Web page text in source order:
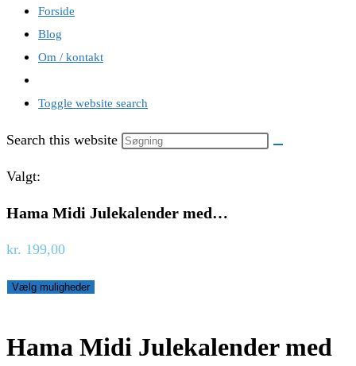
Forside
Blog
Om / kontakt
Toggle website search
Search this website
Valgt:
Hama Midi Julekalender med…
kr. 199,00
Vælg muligheder
Hama Midi Julekalender med